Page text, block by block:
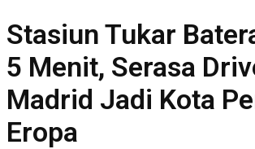
Stasiun Tukar
5 Menit, Serasa
Madrid Jadi Kota
Eropa